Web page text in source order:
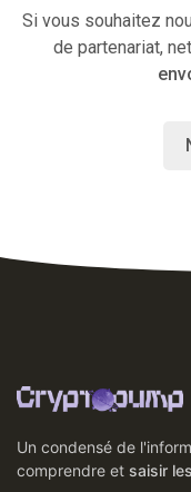
Si vous souhaitez
de partenariat,
Un condensé de
comprendre et saisir